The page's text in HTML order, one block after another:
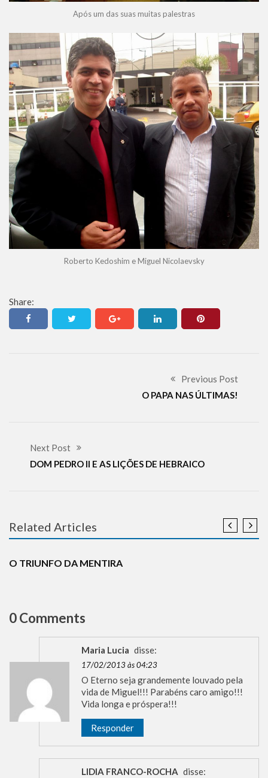
Após um das suas muitas palestras
Roberto Kedoshim e Miguel Nicolaevsky
Share:
Previous Post
O PAPA NAS ÚLTIMAS!
Next Post
DOM PEDRO II E AS LIÇÕES DE HEBRAICO
Related Articles
ANTISEMITISMO COTIDIANO
O TRIUNFO DA MENTIRA
0 Comments
Maria Lucia disse:
17/02/2013 às 04:23
O Eterno seja grandemente louvado pela
vida de Miguel!!! Parabéns caro amigo!!!
Vida longa e próspera!!!
Responder
LIDIA FRANCO-ROCHA disse: